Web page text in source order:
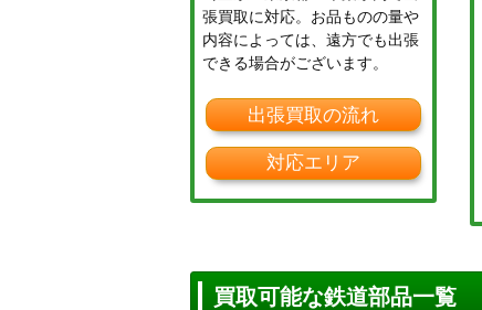
張買取に対応。お品ものの量や
内容によっては、遠方でも出張
できる場合がございます。
出張買取の流れ
対応エリア
買取可能な鉄道部品一覧